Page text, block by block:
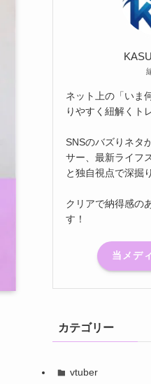
ネット上の「いま
りやすく紐解くト
SNSのバズりネタ
サー、最新ライフ
と独自視点で深掘
クリアで納得感の
す！
当メデ
カテゴリー
vtuber